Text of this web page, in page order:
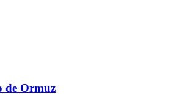
de Ormuz